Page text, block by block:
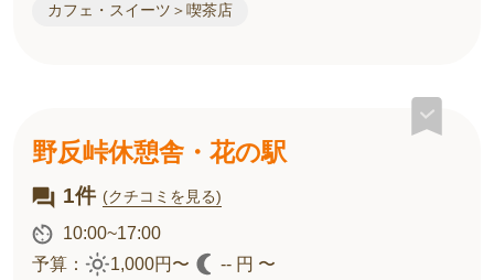
カフェ・スイーツ＞喫茶店
野反峠休憩舎・花の駅
1件 (クチコミを見る)
10:00~17:00
予算：
1,000円〜 -- 円 〜